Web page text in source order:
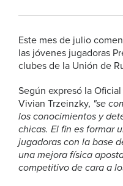
Este mes de julio
las jóvenes jugadoras
clubes de la Unión de
Según expresó la
Vivian Trzeinzky, "se
los conocimientos y
chicas. El fin es formar
jugadoras con la base
una mejora física
competitivo de cara a